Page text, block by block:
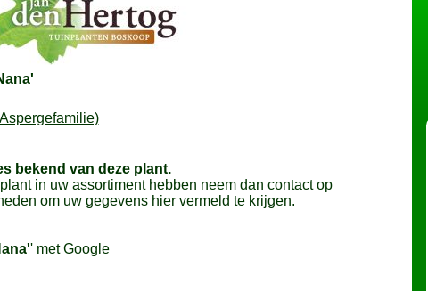
bekend van deze plant.
in uw assortiment hebben neem dan contact op
om uw gegevens hier vermeld te krijgen.
' metGoogle